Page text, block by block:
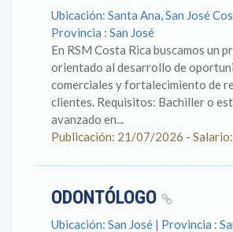
Ubicación: Santa Ana, San José
Provincia : San José
En RSM Costa Rica buscamos un
orientado al desarrollo de
comerciales y fortalecimiento de
clientes. Requisitos: Bachiller o
avanzado en...
Publicación: 21/07/2026 -
ODONTÓLOGO
Ubicación: San José | Provincia :